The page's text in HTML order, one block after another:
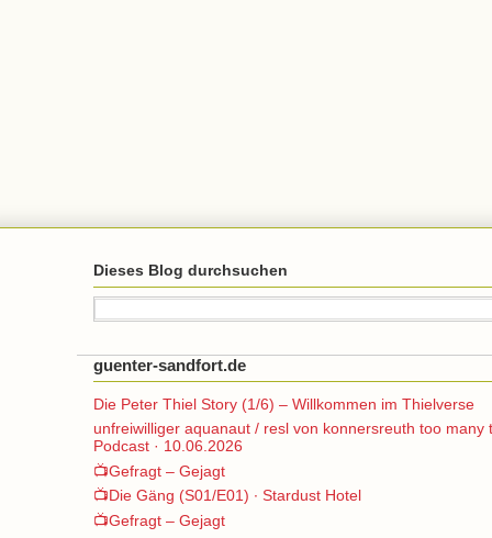
Dieses Blog durchsuchen
guenter-sandfort.de
Die Peter Thiel Story (1/6) – Willkommen im Thielverse
unfreiwilliger aquanaut / resl von konnersreuth too many
Podcast · 10.06.2026
📺Gefragt – Gejagt
📺Die Gäng (S01/E01) ∙ Stardust Hotel
📺Gefragt – Gejagt